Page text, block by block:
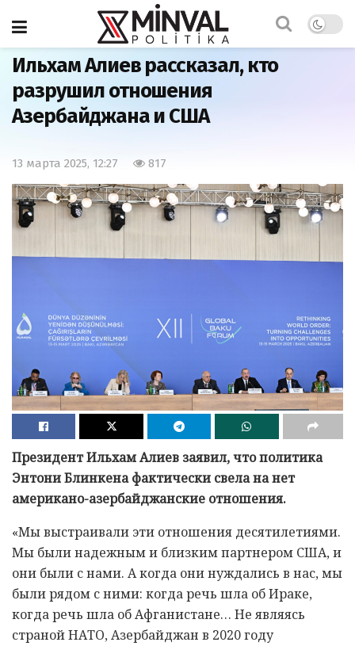
Главная
Ильхам Алиев рассказал, кто
разрушил отношения
Азербайджана и США
13 марта 2025, 12:27 817
Президент Ильхам Алиев заявил, что политика
Энтони Блинкена фактически свела на нет
американо-азербайджанские отношения.
«Мы выстраивали эти отношения десятилетиями.
Мы были надежным и близким партнером США, и
они были с нами. А когда они нуждались в нас, мы
были рядом с ними: когда речь шла об Ираке,
когда речь шла об Афганистане… Не являясь
страной НАТО, Азербайджан в 2020 году